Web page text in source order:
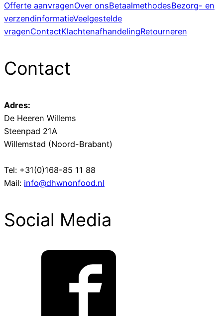
Offerte aanvragenOver onsBetaalmethodesBezorg- en
verzendinformatieVeelgestelde
vragenContactKlachtenafhandelingRetourneren
Contact
Adres:
De Heeren Willems
Steenpad 21A
Willemstad (Noord-Brabant)
Tel: +31(0)168-85 11 88
Mail: info@dhwnonfood.nl
Social Media